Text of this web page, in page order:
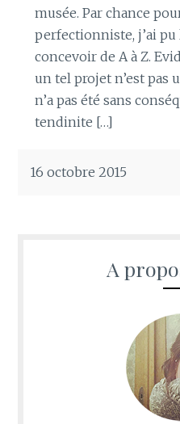
musée. Par chance
perfectionniste, j’ai pu
concevoir de A à Z.
un tel projet n’est pas
n’a pas été sans
tendinite […]
16 octobre 2015
A